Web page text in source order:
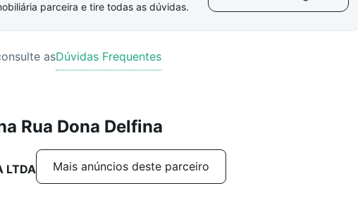
parceira e tire todas as dúvidas.
asDúvidas Frequentes
Rua Dona Delfina
LTDA Mais anúncios deste parceiro